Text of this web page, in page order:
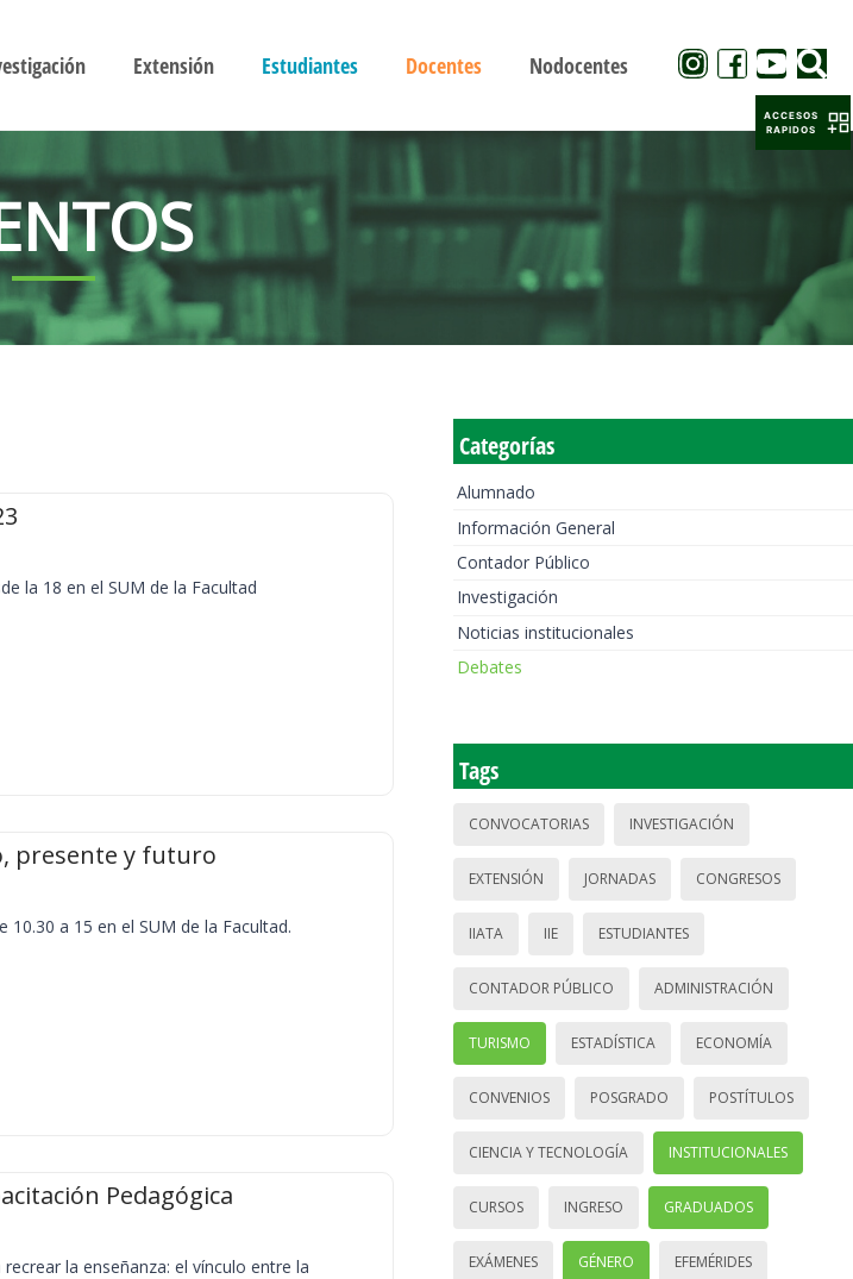
Extensión Estudiantes Docentes Nodocentes
la 18 en el SUM de la Facultad
presente y futuro
10.30 a 15 en el SUM de la Facultad.
Pedagógica
la enseñanza: el vínculo entre la
Categorías
Alumnado
Información General
Contador Público
Investigación
Noticias institucionales
Debates
Tags
CONVOCATORIAS INVESTIGACIÓN
EXTENSIÓN JORNADAS CONGRESOS
IIATA IIE ESTUDIANTES
CONTADOR PÚBLICO ADMINISTRACIÓN
TURISMO ESTADÍSTICA ECONOMÍA
CONVENIOS POSGRADO POSTÍTULOS
CIENCIA Y TECNOLOGÍA INSTITUCIONALES
CURSOS INGRESO GRADUADOS
EXÁMENES GÉNERO EFEMÉRIDES
ACCESOS
RAPIDOS